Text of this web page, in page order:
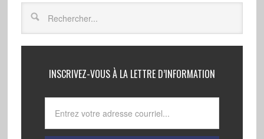
INSCRIVEZ-VOUS À LA LETTRE D’INFORMATION